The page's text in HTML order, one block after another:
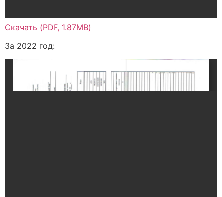
Скачать (PDF, 1.87MB)
За 2022 год: